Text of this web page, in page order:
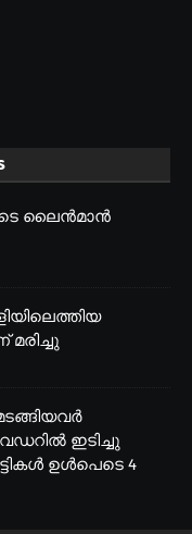
ലൈൻമാൻ
ഇടിച്ചു
ഉൾപെടെ 4